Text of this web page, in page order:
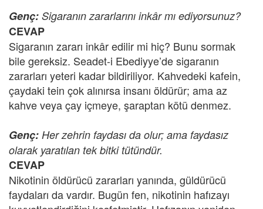
Genç: Sigaranın zararlarını inkâr mı ediyorsunuz?
CEVAP
Sigaranın zararı inkâr edilir mi hiç? Bunu sormak
bile gereksiz. Seadet-i Ebediyye’de sigaranın
zararları yeteri kadar bildiriliyor. Kahvedeki kafein,
çaydaki tein çok alınırsa insanı öldürür; ama az
kahve veya çay içmeye, şaraptan kötü denmez.
Genç: Her zehrin faydası da olur; ama faydasız
olarak yaratılan tek bitki tütündür.
CEVAP
Nikotinin öldürücü zararları yanında, güldürücü
faydaları da vardır. Bugün fen, nikotinin hafızayı